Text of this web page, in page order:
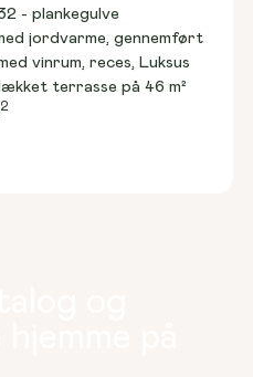
- plankegulve
jordvarme, gennemført
vinrum, reces, Luksus
terrasse på 46 m²
2